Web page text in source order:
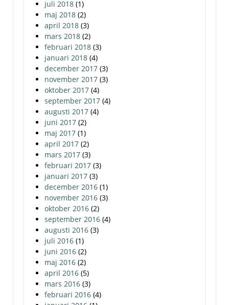
juli 2018 (1)
maj 2018 (2)
april 2018 (3)
mars 2018 (2)
februari 2018 (3)
januari 2018 (4)
december 2017 (3)
november 2017 (3)
oktober 2017 (4)
september 2017 (4)
augusti 2017 (4)
juni 2017 (2)
maj 2017 (1)
april 2017 (2)
mars 2017 (3)
februari 2017 (3)
januari 2017 (3)
december 2016 (1)
november 2016 (3)
oktober 2016 (2)
september 2016 (4)
augusti 2016 (3)
juli 2016 (1)
juni 2016 (2)
maj 2016 (2)
april 2016 (5)
mars 2016 (3)
februari 2016 (4)